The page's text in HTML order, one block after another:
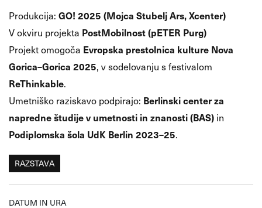
Produkcija: GO! 2025 (Mojca Stubelj Ars, Xcenter)
V okviru projekta PostMobilnost (pETER Purg)
Projekt omogoča Evropska prestolnica kulture Nova
Gorica–Gorica 2025, v sodelovanju s festivalom
ReThinkable.
Umetniško raziskavo podpirajo: Berlinski center za
napredne študije v umetnosti in znanosti (BAS) in
Podiplomska šola UdK Berlin 2023–25.
RAZSTAVA
DATUM IN URA